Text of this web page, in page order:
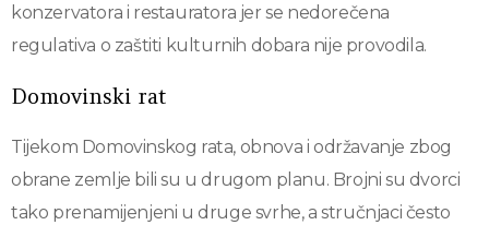
konzervatora i restauratora jer se nedorečena
regulativa o zaštiti kulturnih dobara nije provodila.
Domovinski rat
Tijekom Domovinskog rata, obnova i održavanje zbog
obrane zemlje bili su u drugom planu. Brojni su dvorci
tako prenamijenjeni u druge svrhe, a stručnjaci često